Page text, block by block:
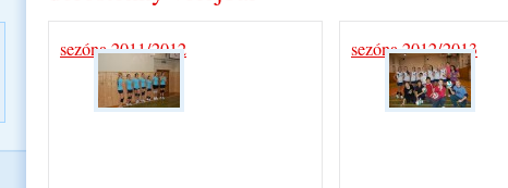
sezóna 2011/2012 sezóna 2012/2013